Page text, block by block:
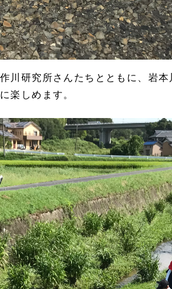
研究所さんたちとともに、岩本
楽しめます。